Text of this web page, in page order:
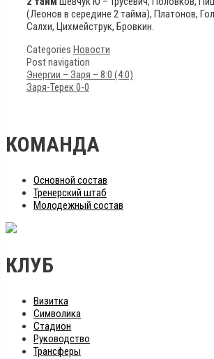
(Леонов в середине 2 тайма), Платонов,
Салхи, Цихмейструк, Бровкин.
Categories Новости
Post navigation
Энергии – Заря – 8:0 (4:0)
Заря-Терек 0-0
КОМАНДА
Основной состав
Тренерский штаб
Молодежный состав
КЛУБ
Визитка
Символика
Стадион
Руководство
Трансферы